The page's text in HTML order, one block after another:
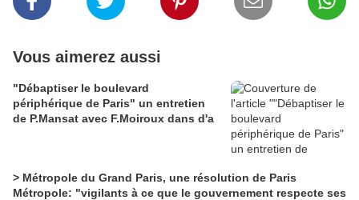
Vous aimerez aussi
"Débaptiser le boulevard
périphérique de Paris" un entretien
de P.Mansat avec F.Moiroux dans d'a
> Métropole du Grand Paris, une résolution de Paris
Métropole: "vigilants à ce que le gouvernement respecte ses